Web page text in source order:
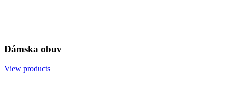
Dámska obuv
View products